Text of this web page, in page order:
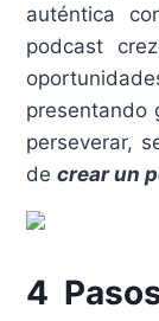
auténtica
podcast
presentando
perseverar,
decrear un
4